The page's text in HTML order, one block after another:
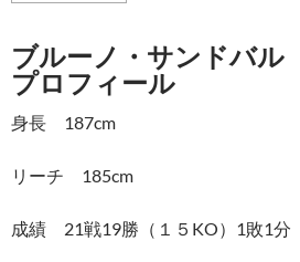
ブルーノ・サンドバル
プロフィール
身長 187cm
リーチ 185cm
成績 21戦19勝（１５KO）1敗1